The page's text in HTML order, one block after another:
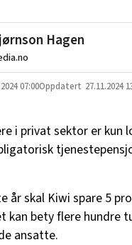
Hagen
07:00 27.11.2024
i privat sektor er kun
år skal Kiwi spare 5
kan bety flere hundre
ansatte.